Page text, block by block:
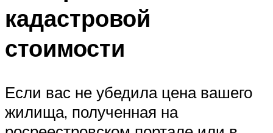
кадастровой
стоимости
Если вас не убедила цена вашего
жилища, полученная на